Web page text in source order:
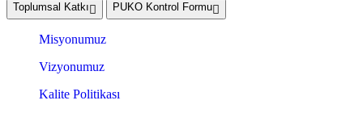
Toplumsal Katkı
PUKO Kontrol Formu
Misyonumuz
Vizyonumuz
Kalite Politikası